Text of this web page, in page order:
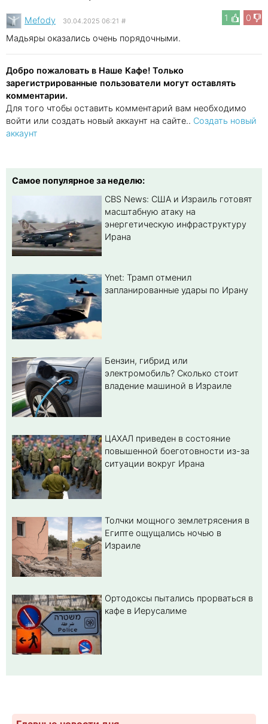
1 0
Mefody 30.04.2025 06:21 #
Мадьяры оказались очень порядочными.
Добро пожаловать в Наше Кафе! Только
зарегистрированные пользователи могут оставлять
комментарии.
Для того чтобы оставить комментарий вам необходимо
войти или создать новый аккаунт на сайте.. Создать новый
аккаунт
Самое популярное за неделю:
CBS News: США и Израиль готовят
масштабную атаку на
энергетическую инфраструктуру
Ирана
Ynet: Трамп отменил
запланированные удары по Ирану
Бензин, гибрид или
электромобиль? Cколько стоит
владение машиной в Израиле
ЦАХАЛ приведен в состояние
повышенной боеготовности из-за
ситуации вокруг Ирана
Толчки мощного землетрясения в
Египте ощущались ночью в
Израиле
Ортодоксы пытались прорваться в
кафе в Иерусалиме